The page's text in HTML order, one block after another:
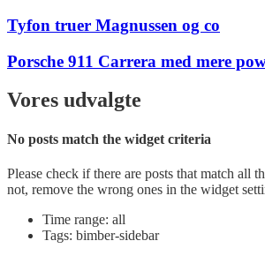
Tyfon truer Magnussen og co
Porsche 911 Carrera med mere
Vores udvalgte
No posts match the widget criteria
Please check if there are posts that match all
not, remove the wrong ones in the widget
Time range: all
Tags: bimber-sidebar